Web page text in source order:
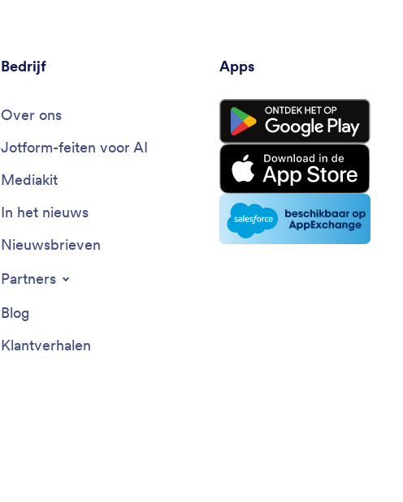
Bedrijf
Over ons
Jotform-feiten voor AI
Mediakit
In het nieuws
Nieuwsbrieven
Partners
Blog
Klantverhalen
Apps